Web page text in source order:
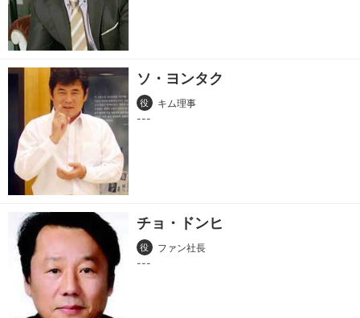
ソ・ヨンタク
役 キム理事
チョ・ドンヒ
役 ファン社長